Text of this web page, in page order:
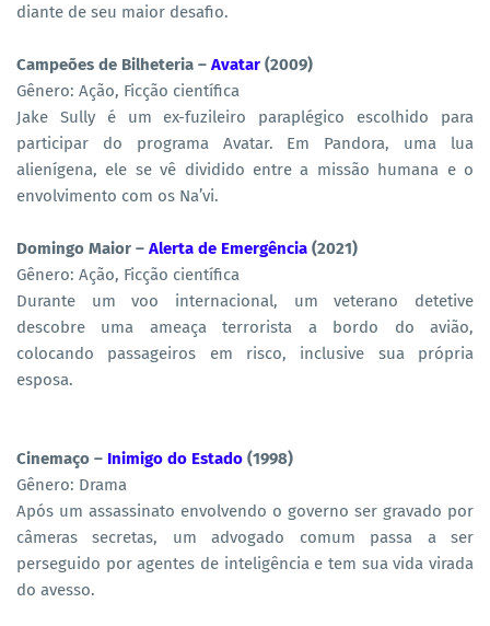
diante de seu maior desafio.
Campeões de Bilheteria – Avatar (2009)
Gênero: Ação, Ficção científica
Jake Sully é um ex-fuzileiro paraplégico escolhido para
participar do programa Avatar. Em Pandora, uma lua
alienígena, ele se vê dividido entre a missão humana e o
envolvimento com os Na’vi.
Domingo Maior – Alerta de Emergência (2021)
Gênero: Ação, Ficção científica
Durante um voo internacional, um veterano detetive
descobre uma ameaça terrorista a bordo do avião,
colocando passageiros em risco, inclusive sua própria
esposa.
Cinemaço – Inimigo do Estado (1998)
Gênero: Drama
Após um assassinato envolvendo o governo ser gravado por
câmeras secretas, um advogado comum passa a ser
perseguido por agentes de inteligência e tem sua vida virada
do avesso.